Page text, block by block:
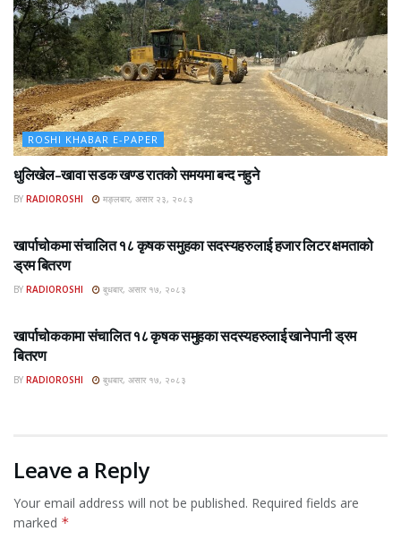
ROSHI KHABAR E-PAPER
धुलिखेल–खावा सडक खण्ड रातको समयमा बन्द नहुने
BY RADIOROSHI मङ्लबार, असार २३, २०८३
खार्पाचोकमा संचालित १८ कृषक समुहका सदस्यहरुलाई हजार लिटर क्षमताको
ड्रम बितरण
BY RADIOROSHI बुधबार, असार १७, २०८३
खार्पाचोककामा संचालित १८ कृषक समुहका सदस्यहरुलाई खानेपानी ड्रम
बितरण
BY RADIOROSHI बुधबार, असार १७, २०८३
Leave a Reply
Your email address will not be published. Required fields are
marked *